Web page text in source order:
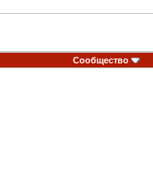
Сообщество